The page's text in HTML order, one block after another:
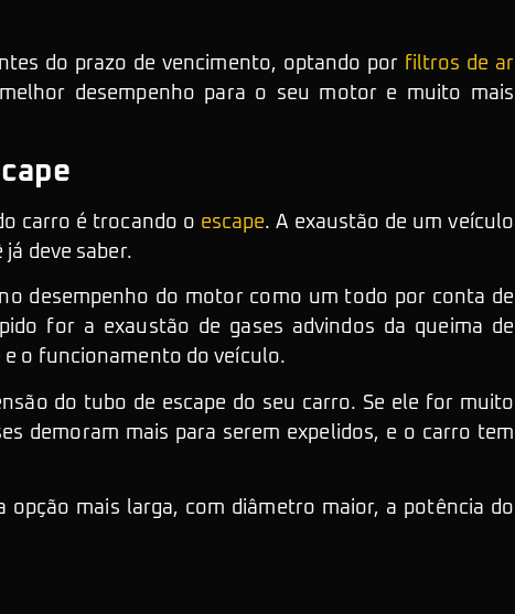
do prazo de vencimento, optando por filtros de ar
desempenho para o seu motor e muito mais
carro é trocando o escape. A exaustão de um veículo
deve saber.
desempenho do motor como um todo por conta de
for a exaustão de gases advindos da queima de
o funcionamento do veículo.
do tubo de escape do seu carro. Se ele for muito
demoram mais para serem expelidos, e o carro tem
mais larga, com diâmetro maior, a potência do